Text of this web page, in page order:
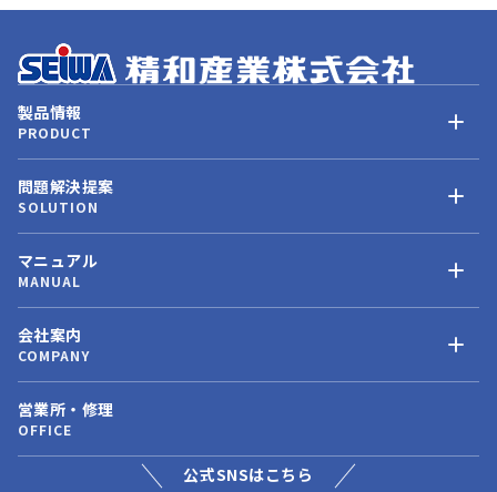
製品情報
PRODUCT
問題解決提案
SOLUTION
マニュアル
MANUAL
会社案内
COMPANY
営業所・修理
OFFICE
公式SNSはこちら